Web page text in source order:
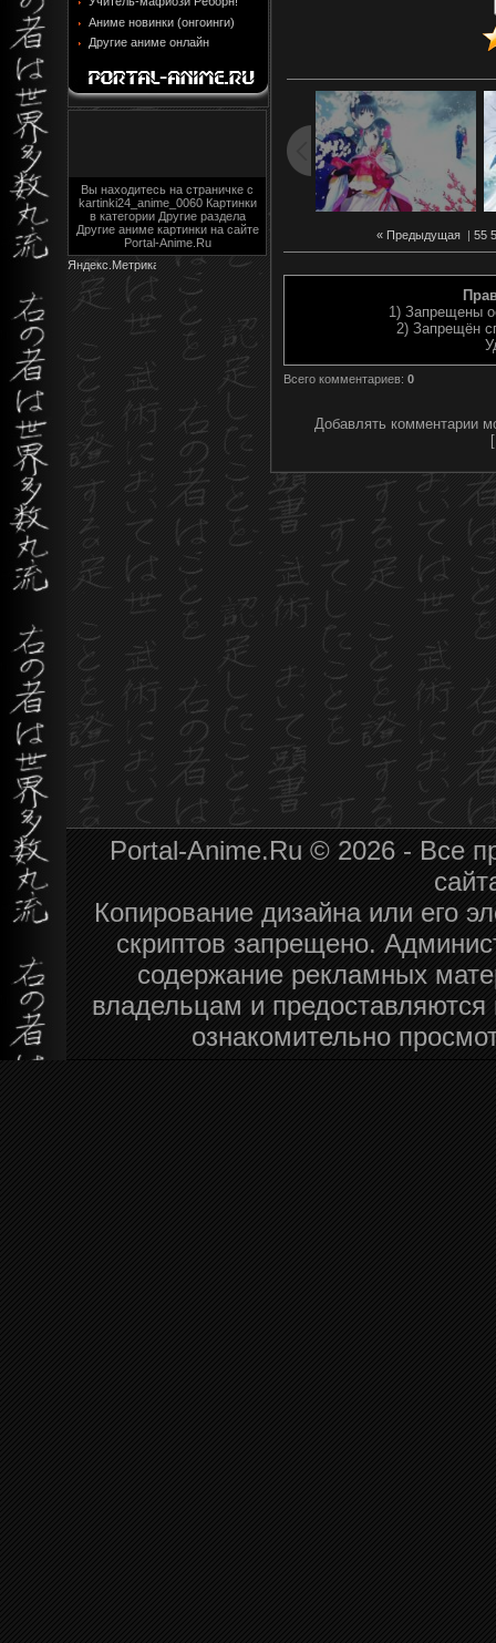
Аниме новинки (онгоинги)
Другие аниме онлайн
Вы находитесь на страничке с
kartinki24_anime_0060 Картинки
в категории Другие раздела
Другие аниме картинки на сайте
Portal-Anime.Ru
« Предыдущая 55
1) Запрещены
2) Запрещён
Всего комментариев: 0
Добавлять комментарии
Portal-Anime.Ru © 2026 - Все
Копирование дизайна или его
скриптов запрещено.
содержание рекламных
владельцам и
ознакомительно